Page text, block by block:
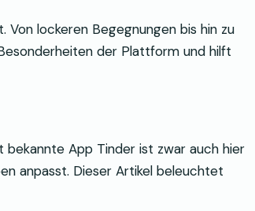
lockeren Begegnungen bis hin zu
der Plattform und hilft
App Tinder ist zwar auch hier
anpasst. Dieser Artikel beleuchtet